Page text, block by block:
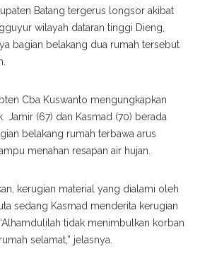
Batang tergerus longsor akibat
wilayah dataran tinggi Dieng,
bagian belakang dua rumah tersebut
Cba Kuswanto mengungkapkan
Jamir (67) dan Kasmad (70) berada
belakang rumah terbawa arus
menahan resapan air hujan.
kerugian material yang dialami oleh
sedang Kasmad menderita kerugian
tidak menimbulkan korban
selamat,” jelasnya.